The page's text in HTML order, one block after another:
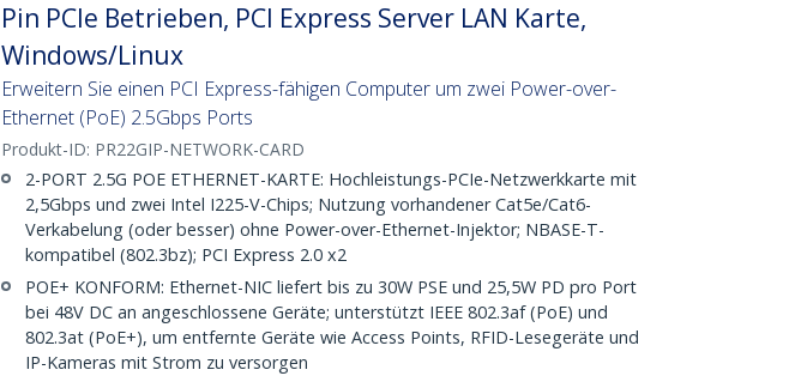
Pin PCIe Betrieben, PCI Express Server LAN Karte,
Windows/Linux
Erweitern Sie einen PCI Express-fähigen Computer um zwei Power-over-
Ethernet (PoE) 2.5Gbps Ports
Produkt-ID: PR22GIP-NETWORK-CARD
2-PORT 2.5G POE ETHERNET-KARTE: Hochleistungs-PCIe-Netzwerkkarte mit
2,5Gbps und zwei Intel I225-V-Chips; Nutzung vorhandener Cat5e/Cat6-
Verkabelung (oder besser) ohne Power-over-Ethernet-Injektor; NBASE-T-
kompatibel (802.3bz); PCI Express 2.0 x2
POE+ KONFORM: Ethernet-NIC liefert bis zu 30W PSE und 25,5W PD pro Port
bei 48V DC an angeschlossene Geräte; unterstützt IEEE 802.3af (PoE) und
802.3at (PoE+), um entfernte Geräte wie Access Points, RFID-Lesegeräte und
IP-Kameras mit Strom zu versorgen